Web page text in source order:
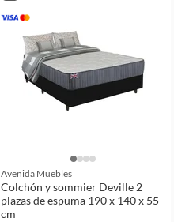
Avenida Muebles
Colchón y sommier Deville 2
plazas de espuma 190 x 140 x 55
cm